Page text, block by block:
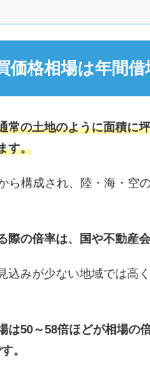
価格相場は年間
常の土地のように面積に
す。
ら構成され、陸・海・空
際の倍率は、国や不動産
込みが少ない地域では高
は50～58倍ほどが相場の
。